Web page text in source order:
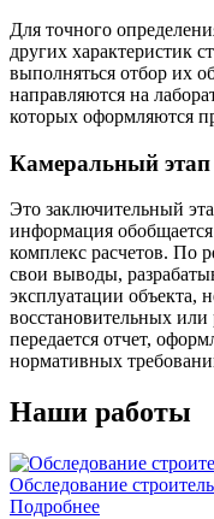
Для точного
других характеристик
выполняться отбор их
направляются на
которых оформляются
Камеральный этап
Это заключительный
информация
комплекс расчетов. По
свои выводы,
эксплуатации объекта,
восстановительных
передается отчет,
нормативных
Наши работы
Обследование
Подробнее